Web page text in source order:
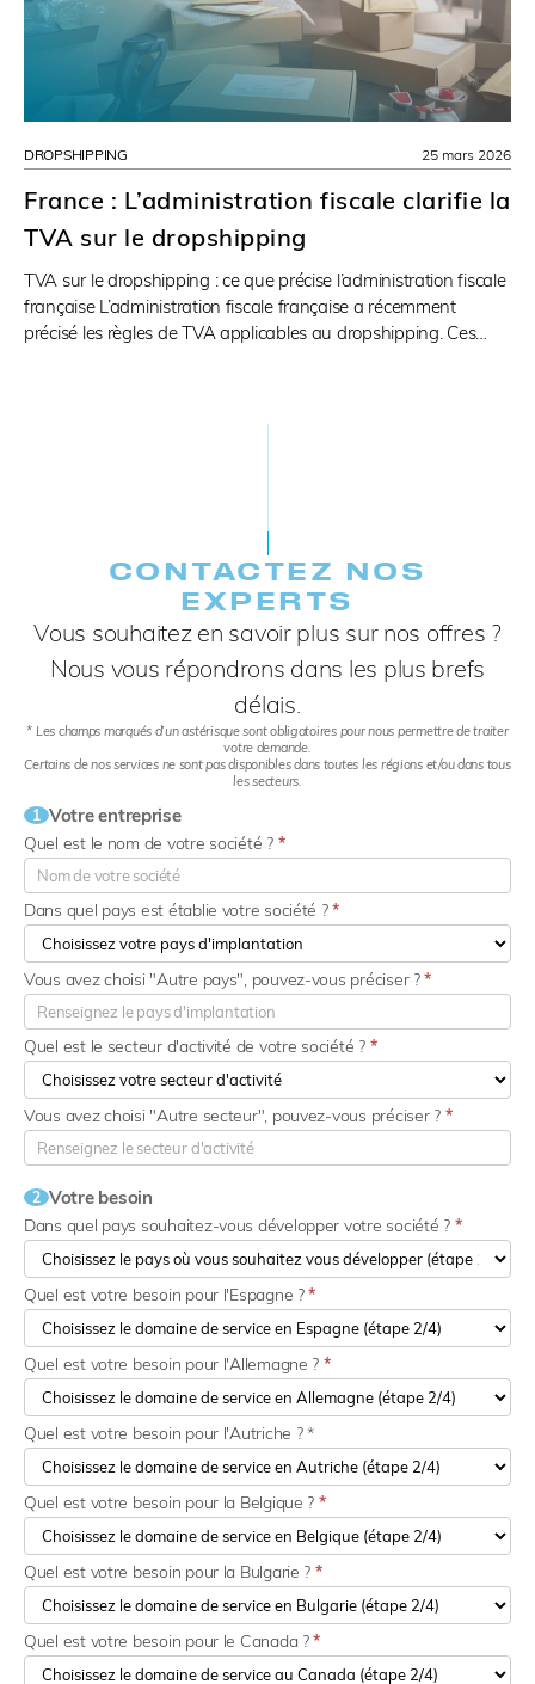
DROPSHIPPING
France : L’administration fiscale clarifie la
TVA sur le dropshipping
TVA sur le dropshipping : ce que précise l’administration fiscale
française L’administration fiscale française a récemment
précisé les règles de TVA applicables au dropshipping. Ces…
25 mars 2026
CONTACTEZ NOS
EXPERTS​
Vous souhaitez en savoir plus sur nos offres ?
Nous vous répondrons dans les plus brefs
délais.
* Les champs marqués d’un astérisque sont obligatoires pour nous permettre de traiter
votre demande.
Certains de nos services ne sont pas disponibles dans toutes les régions et/ou dans tous
les secteurs.
1 Votre entreprise
Quel est le nom de votre société ? *
Dans quel pays est établie votre société ?*
Quel est le secteur d'activité de votre société ? *
Vous avez choisi "Autre pays", pouvez-vous préciser ?*
Vous avez choisi "Autre secteur", pouvez-vous préciser ? *
2 Votre besoin
Dans quel pays souhaitez-vous développer votre société ? *
Quel est votre besoin pour l'Espagne ?*
Quel est votre besoin pour l'Allemagne ? *
Quel est votre besoin pour l'Autriche ? *
Quel est votre besoin pour la Belgique ? *
Quel est votre besoin pour la Bulgarie ? *
Quel est votre besoin pour le Canada ?*